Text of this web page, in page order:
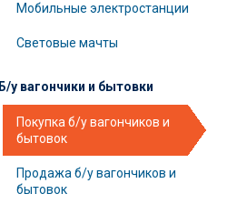
Мобильные электростанции
Световые мачты
Б/у вагончики и бытовки
Покупка б/у вагончиков и
бытовок
Продажа б/у вагончиков и
бытовок